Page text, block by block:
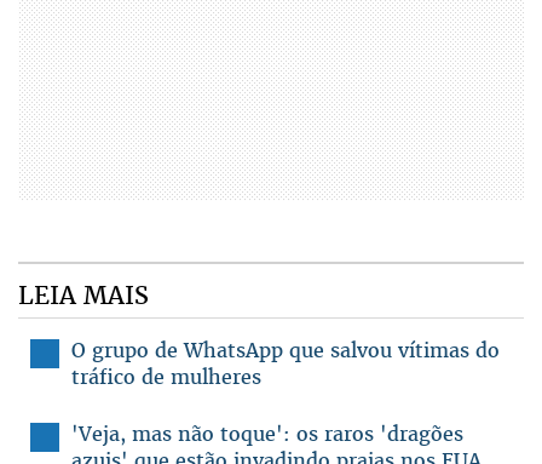
LEIA MAIS
O grupo de WhatsApp que salvou vítimas do
tráfico de mulheres
'Veja, mas não toque': os raros 'dragões